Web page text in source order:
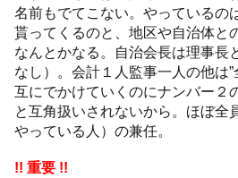
名前もでてこない。やっているの
貰ってくるのと、地区や自治体と
なんとかなる。自治会長は理事長
なし）。会計１人監事一人の他は
互にでかけていくのにナンバー２
と互角扱いされないから。ほぼ全
やっている人）の兼任。
!! 重要 !!